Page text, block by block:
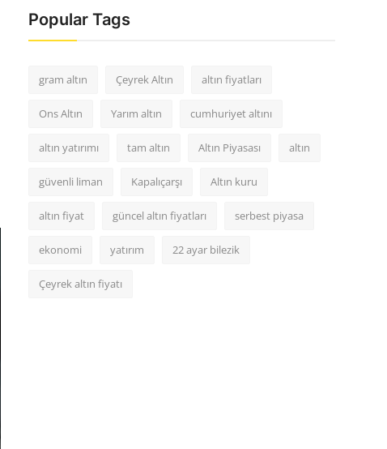
Popular Tags
gram altın Çeyrek Altın altın fiyatları
Ons Altın Yarım altın cumhuriyet altını
altın yatırımı tam altın Altın Piyasası altın
güvenli liman Kapalıçarşı Altın kuru
altın fiyat güncel altın fiyatları serbest piyasa
ekonomi yatırım 22 ayar bilezik
Çeyrek altın fiyatı